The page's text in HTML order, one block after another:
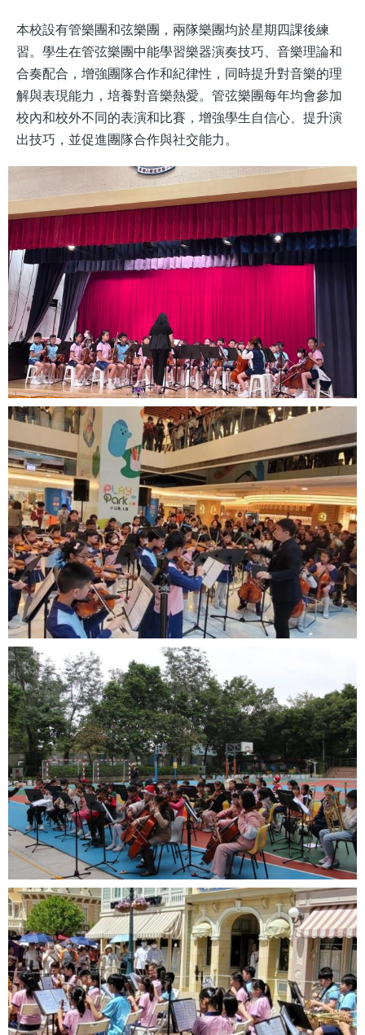
本校設有管樂團和弦樂團，兩隊樂團均於星期四課後練
習。學生在管弦樂團中能學習樂器演奏技巧、音樂理論和
合奏配合，增強團隊合作和紀律性，同時提升對音樂的理
解與表現能力，培養對音樂熱愛。管弦樂團每年均會參加
校內和校外不同的表演和比賽，增強學生自信心、提升演
出技巧，並促進團隊合作與社交能力。